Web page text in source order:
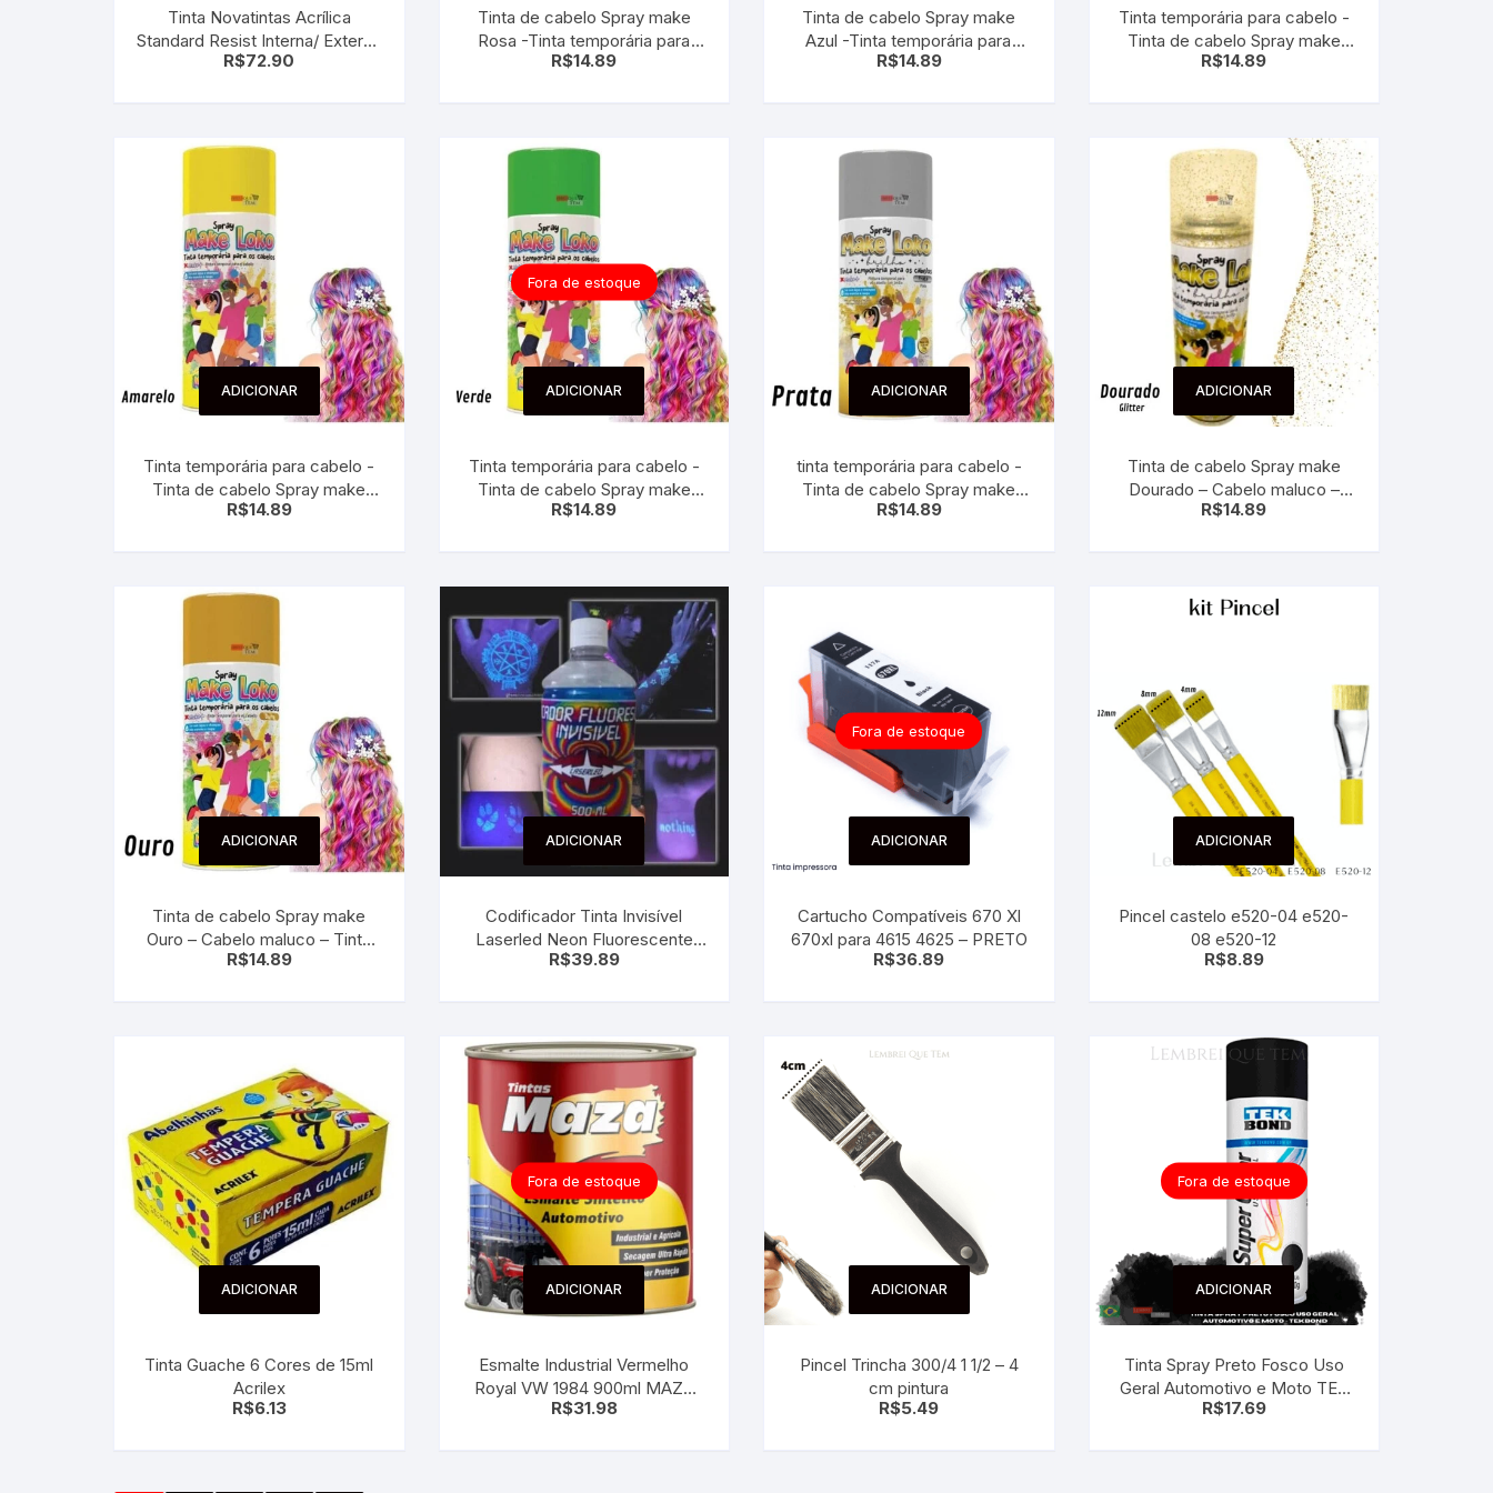
Brinquedos para Bebês e
Crianças Pequenas
Artes e Ofícios
Sex Shop
Tinta Novatintas Acrílica
Standard Resist Interna/ Externa
3.6L Branca
R$72.90
Tinta de cabelo Spray make
Rosa -Tinta temporária para
cabelo
R$14.89
Tinta de cabelo Spray make
Azul -Tinta temporária para
cabelo
R$14.89
Tinta temporária para cabelo -
Tinta de cabelo Spray make
violeta – ROXO
R$14.89
ADICIONAR
Tinta temporária para cabelo -
Tinta de cabelo Spray make
Amarelo
R$14.89
Fora de estoque
ADICIONAR
Tinta temporária para cabelo -
Tinta de cabelo Spray make
Verde
R$14.89
ADICIONAR
tinta temporária para cabelo -
Tinta de cabelo Spray make
Prata
R$14.89
ADICIONAR
Tinta de cabelo Spray make
Dourado – Cabelo maluco –
Glitter
R$14.89
ADICIONAR
Tinta de cabelo Spray make
Ouro – Cabelo maluco – Tinta
Temporária
R$14.89
ADICIONAR
Codificador Tinta Invisível
Laserled Neon Fluorescente
500ml – festa
R$39.89
Fora de estoque
ADICIONAR
Cartucho Compatíveis 670 Xl
670xl para 4615 4625 – PRETO
R$36.89
ADICIONAR
Pincel castelo e520-04 e520-
08 e520-12
R$8.89
ADICIONAR
Tinta Guache 6 Cores de 15ml
Acrilex
R$6.13
Fora de estoque
ADICIONAR
Esmalte Industrial Vermelho
Royal VW 1984 900ml MAZA
tinta automotivo
R$31.98
ADICIONAR
Pincel Trincha 300/4 1 1/2 – 4
cm pintura
R$5.49
Fora de estoque
ADICIONAR
Tinta Spray Preto Fosco Uso
Geral Automotivo e Moto TEK
BOND
R$17.69